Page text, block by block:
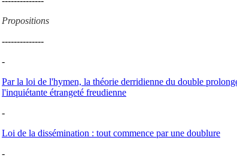
Propositions
--------------
-
Par la loi de l'hymen, la théorie derridienne du double
l'inquiétante étrangeté freudienne
-
Loi de la dissémination : tout commence par une doublure
-